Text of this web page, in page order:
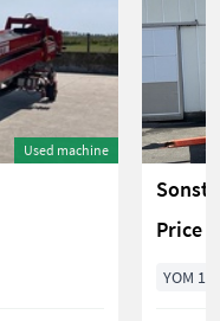
Used machine
Price
YOM